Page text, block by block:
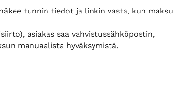
tunnin tiedot ja linkin vasta, kun maksu
asiakas saa vahvistussähköpostin,
manuaalista hyväksymistä.